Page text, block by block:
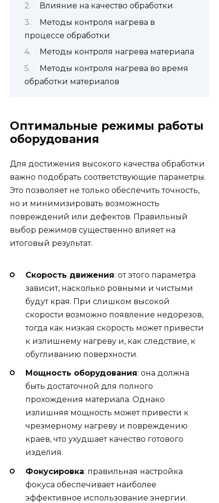
Влияние на качество обработки
Методы контроля нагрева в
процессе обработки
Методы контроля нагрева материала
Методы контроля нагрева во время
обработки материалов
Оптимальные режимы работы
оборудования
Для достижения высокого качества обработки
важно подобрать соответствующие параметры.
Это позволяет не только обеспечить точность,
но и минимизировать возможность
повреждений или дефектов. Правильный
выбор режимов существенно влияет на
итоговый результат.
Скорость движения: от этого параметра
зависит, насколько ровными и чистыми
будут края. При слишком высокой
скорости возможно появление недорезов,
тогда как низкая скорость может привести
к излишнему нагреву и, как следствие, к
обугливанию поверхности.
Мощность оборудования: она должна
быть достаточной для полного
прохождения материала. Однако
излишняя мощность может привести к
чрезмерному нагреву и повреждению
краев, что ухудшает качество готового
изделия.
Фокусировка: правильная настройка
фокуса обеспечивает наиболее
эффективное использование энергии.